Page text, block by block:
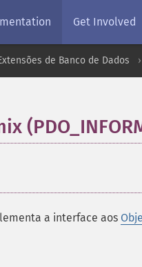
Get Involved
de Banco de Dados
a interface aos